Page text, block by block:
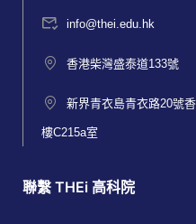
info@thei.edu.hk
香港柴灣盛泰道133號
新界青衣島青衣路20號
樓C215a室
聯繫 THEi 高科院